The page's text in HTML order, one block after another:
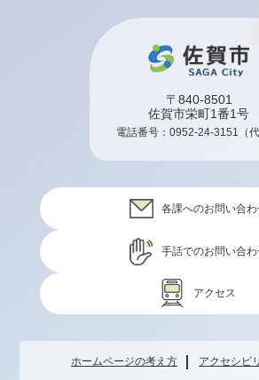
〒840-8501
佐賀市栄町1番1号
電話番号： 0952-24-3151 （
各課へのお問い合
手話でのお問い合
アクセス
ホームページの考え方 アクセシビ